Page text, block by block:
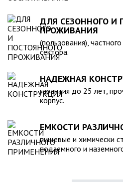
ДЛЯ СЕЗОННОГО И
ПРОЖИВАНИЯ
(пользования),
сектора.
НАДЕЖНАЯ
гарантия до 25 лет,
корпус.
ЕМКОСТИ
пищевые и химически
подземного и